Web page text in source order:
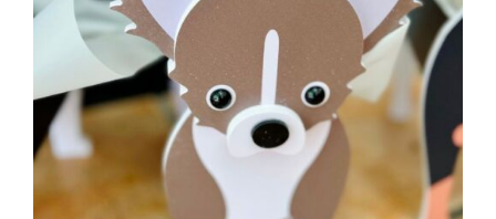
AÑADIR AL CARRITO
DETALLES